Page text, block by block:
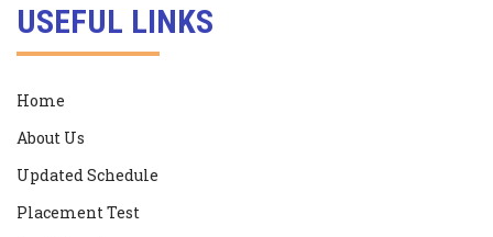
USEFUL LINKS
Home
About Us
Updated Schedule
Placement Test